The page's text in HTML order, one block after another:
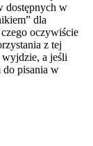
dostępnych w
dla
oczywiście
z tej
wyjdzie, a jeśli
do pisania w